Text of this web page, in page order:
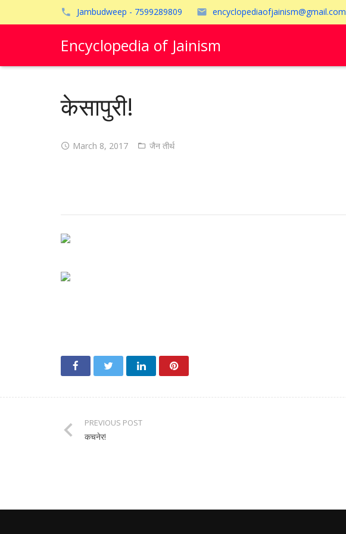
Jambudweep - 7599289809 encyclopediaofjainism@gmail.com
Encyclopedia of Jainism
केसापुरी!
March 8, 2017 जैन तीर्थ
PREVIOUS POST
कचनेर!